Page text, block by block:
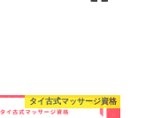
タイ古式マッサージ資格